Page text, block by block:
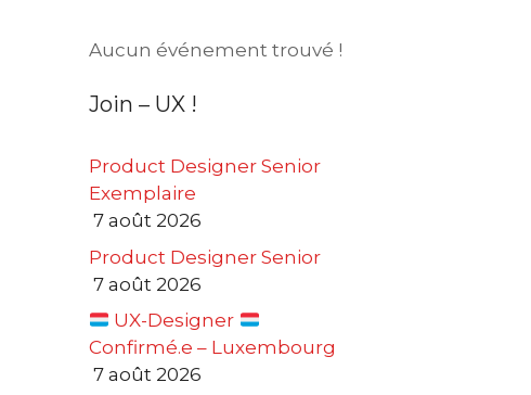
Aucun événement trouvé !
Join – UX !
Product Designer Senior
Exemplaire
7 août 2026
Product Designer Senior
7 août 2026
UX-Designer
Confirmé.e – Luxembourg
7 août 2026